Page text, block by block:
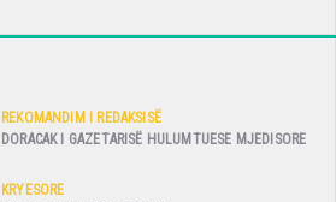
REKOMANDIM I REDAKSISË
DORACAK I GAZETARISË HULUMTUESE MJEDISORE
KRYESORE